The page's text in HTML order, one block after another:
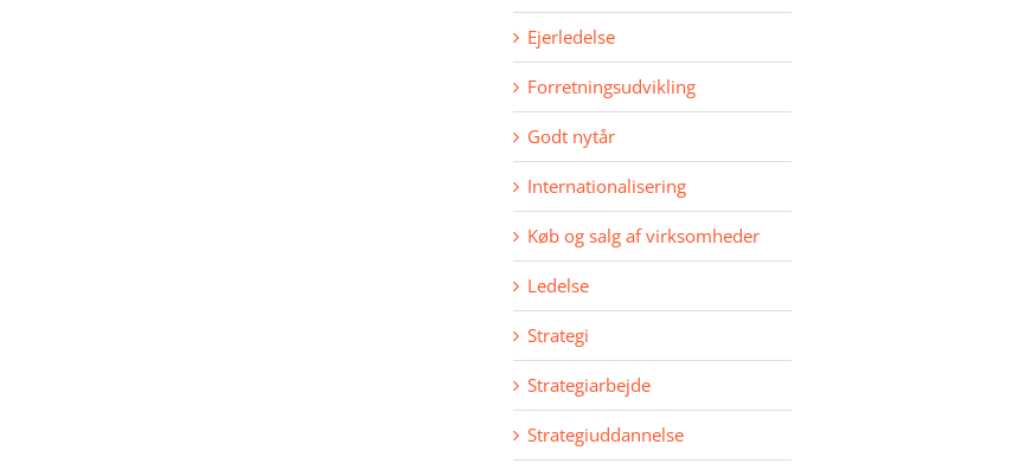
Ejerledelse
Forretningsudvikling
Godt nytår
Internationalisering
Køb og salg af virksomheder
Ledelse
Strategi
Strategiarbejde
Strategiuddannelse